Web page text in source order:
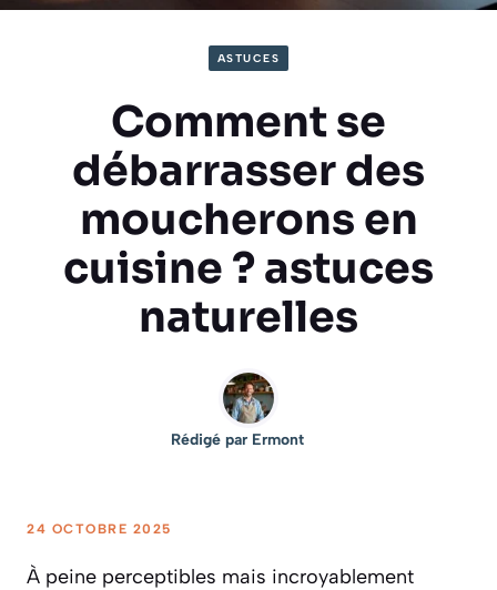
ASTUCES
Comment se
débarrasser des
moucherons en
cuisine ? astuces
naturelles
Rédigé par Ermont
24 OCTOBRE 2025
À peine perceptibles mais incroyablement